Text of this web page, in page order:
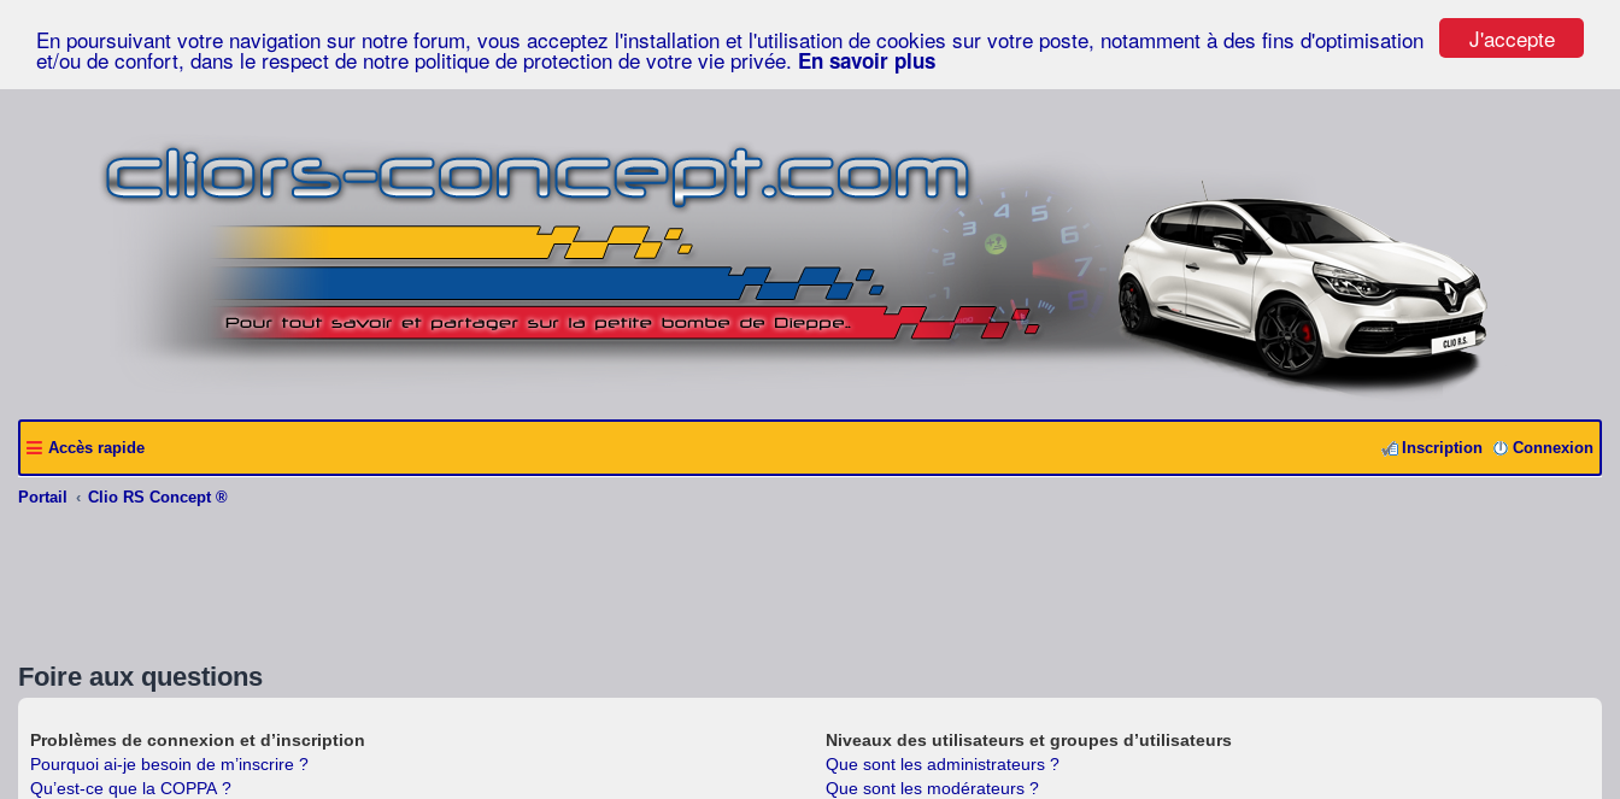
J'accepte
En poursuivant votre navigation sur notre forum, vous acceptez l'installation et l'utilisation de cookies sur votre poste, notamment à des fins d'optimisation
et/ou de confort, dans le respect de notre politique de protection de votre vie privée. En savoir plus
Accès rapide Connexion
Inscription
Portail Clio RS Concept ®
Foire aux questions
Problèmes de connexion et d’inscription
Pourquoi ai-je besoin de m’inscrire ?
Qu’est-ce que la COPPA ?
Niveaux des utilisateurs et groupes d’utilisateurs
Que sont les administrateurs ?
Que sont les modérateurs ?